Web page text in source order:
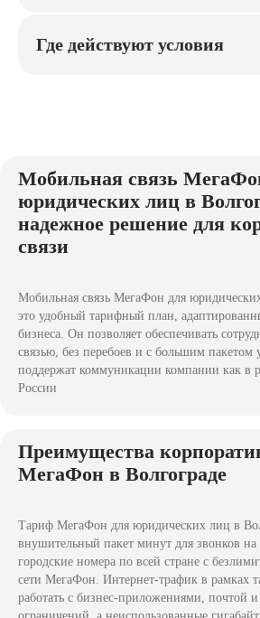
Где действуют условия
Мобильная связь
юридических лиц в
надежное решение для
связи
Мобильная связь МегаФон для
это удобный тарифный план,
бизнеса. Он позволяет обеспечивать
связью, без перебоев и с большим пакетом
поддержат коммуникации компании как в
России
Преимущества
МегаФон в Волгограде
Тариф МегаФон для юридических лиц в
внушительный пакет минут для звонков
городские номера по всей стране с
сети МегаФон. Интернет-трафик в рамках
работать с бизнес-приложениями, почтой
Перейти на официальный сайт
компании "МегаФон"
Политика конфиденциальности
Агентское соглашение № 1-01072015/АСМ от
01.07.2015
привлечению корпоративных клиентов
Разделы Услуги для бизнеса
Для юридических лиц
Для индивидуальных
предпринимателей
Перейти в МегаФон Городской номер
8-800